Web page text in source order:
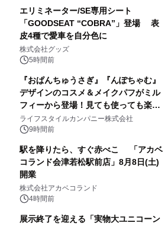
エリミネーター/SE専用シート
「GOODSEAT “COBRA”」登場 表
皮4種で愛車を自分色に
株式会社グッズ
5時間前
『おぱんちゅうさぎ』『んぽちゃむ』
デザインのコスメ＆メイクパフがミル
フィーから登場！見ても使っても楽し
い、ポップでキュートなコレクショ
ン。
ライフスタイルカンパニー株式会社
9時間前
駅を降りたら、すぐ赤べこ 「アカベ
コランド会津若松駅前店」8月8日(土)
開業
株式会社アカベコランド
4時間前
展示終了を迎える「実物大ユニコーン